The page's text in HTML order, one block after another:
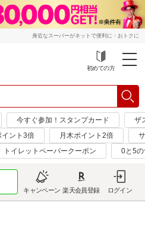
身近なスーパーがネットで便利に・おトクに
初めての方
今すぐ参加！スタンプカード
ザ
イント3倍
月木ポイント2倍
トイレットペーパークーポン 0と5
キャンペーン 楽天会員登録 ログイン